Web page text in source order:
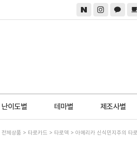
난이도별 테마별 제조사별
전체상품 > 타로카드 > 타로덱 > 아메리카 신식민지주의 타